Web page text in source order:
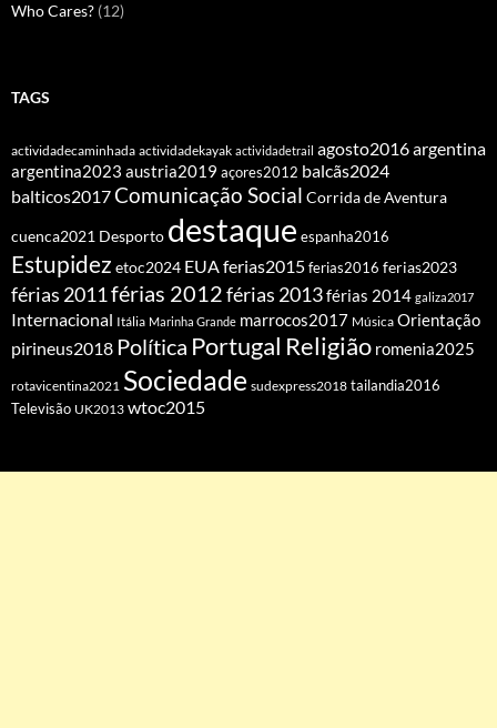
Who Cares? (12)
TAGS
actividadecaminhada actividadekayak actividadetrail agosto2016argentina
argentina2023 austria2019 açores2012 balcãs2024
balticos2017Comunicação Social Corrida de Aventura
cuenca2021 Desporto destaque espanha2016
Estupidez etoc2024 EUAferias2015ferias2016 ferias2023
férias 2011férias 2012férias 2013férias 2014 galiza2017
Internacional Itália Marinha Grande marrocos2017 Música Orientação
pirineus2018 Política Portugal Religião romenia2025
rotavicentina2021 Sociedade sudexpress2018 tailandia2016
Televisão UK2013 wtoc2015